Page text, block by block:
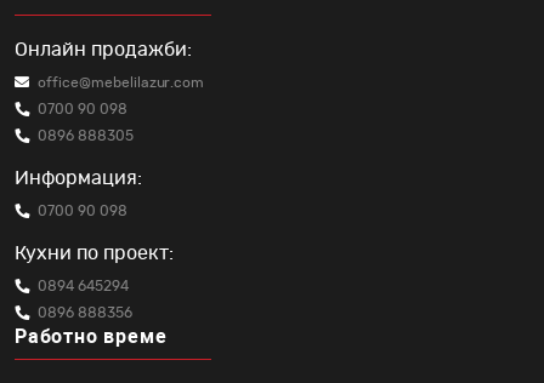
Онлайн продажби:
office@mebelilazur.com
0700 90 098
0896 888305
Информация:
0700 90 098
Кухни по проект:
0894 645294
0896 888356
Работно време